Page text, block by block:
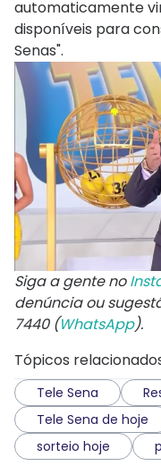
automaticamente
disponíveis para
Senas".
Siga a gente no
denúncia ou
7440 (WhatsApp).
Tópicos
Tele Sena
Tele Sena de hoje
sorteio hoje